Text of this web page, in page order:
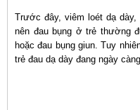
Trước đây, viêm loét dạ
nên đau bụng ở trẻ thường
hoặc đau bụng giun. Tuy
trẻ đau dạ dày đang ngày